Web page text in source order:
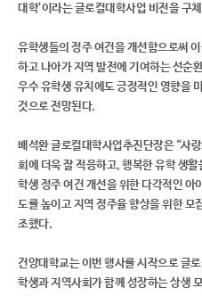
대학’이라는 글로컬대학사업 비전을 구
유학생들의 정주 여건을 개선함으로써
하고 나아가 지역 발전에 기여하는 선순
우수 유학생 유치에도 긍정적인 영향을
것으로 전망된다.
배석환 글로컬대학사업추진단장은 “사
회에 더욱 잘 적응하고, 행복한 유학 생
학생 정주 여건 개선을 위한 다각적인 아
도를 높이고 지역 정주율 향상을 위한 모
조했다.
건양대학교는 이번 행사를 시작으로 글
학생과 지역사회가 함께 성장하는 상생